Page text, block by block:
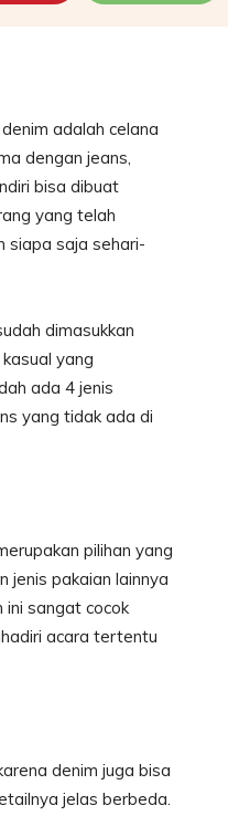
adalah celana
dengan jeans,
bisa dibuat
yang telah
siapa saja sehari-
dimasukkan
yang
ada 4 jenis
yang tidak ada di
pilihan yang
jenis pakaian lainnya
ini sangat cocok
acara tertentu
denim juga bisa
jelas berbeda.